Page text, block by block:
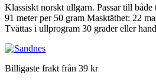
Klassiskt norskt ullgarn. Passar till både
91 meter per 50 gram Masktäthet: 22
Tvättas i ullprogram 30 grader eller
Billigaste frakt från 39 kr